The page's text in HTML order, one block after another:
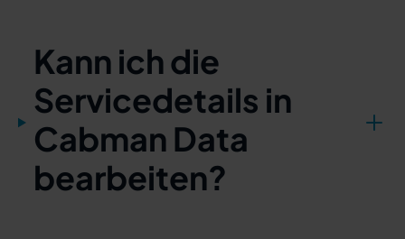
Kann ich die
Servicedetails in
Cabman Data
bearbeiten?